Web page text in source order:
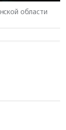
области